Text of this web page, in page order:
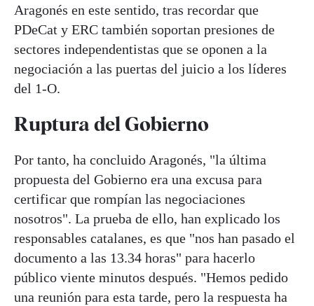
Aragonés en este sentido, tras recordar que
PDeCat y ERC también soportan presiones de
sectores independentistas que se oponen a la
negociación a las puertas del juicio a los líderes
del 1-O.
Ruptura del Gobierno
Por tanto, ha concluido Aragonés, "la última
propuesta del Gobierno era una excusa para
certificar que rompían las negociaciones
nosotros". La prueba de ello, han explicado los
responsables catalanes, es que "nos han pasado el
documento a las 13.34 horas" para hacerlo
público viente minutos después. "Hemos pedido
una reunión para esta tarde, pero la respuesta ha